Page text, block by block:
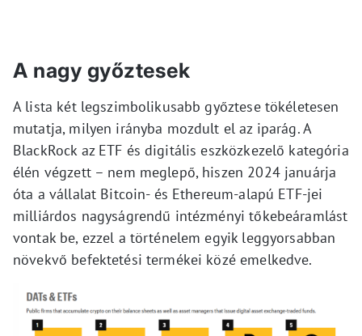
A nagy győztesek
A lista két legszimbolikusabb győztese tökéletesen
mutatja, milyen irányba mozdult el az iparág. A
BlackRock az ETF és digitális eszközkezelő kategória
élén végzett – nem meglepő, hiszen 2024 januárja
óta a vállalat Bitcoin- és Ethereum-alapú ETF-jei
milliárdos nagyságrendű intézményi tőkebeáramlást
vontak be, ezzel a történelem egyik leggyorsabban
növekvő befektetési termékei közé emelkedve.